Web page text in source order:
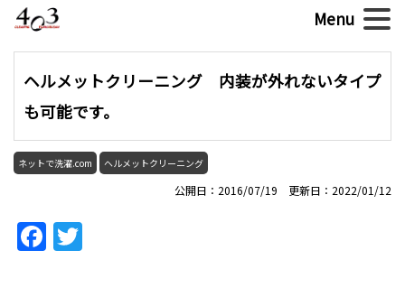
ヘルメットクリーニング 内装が外れないタイプ
も可能です。
ネットで洗濯.com ヘルメットクリーニング
公開日：2016/07/19 更新日：2022/01/12
Facebook